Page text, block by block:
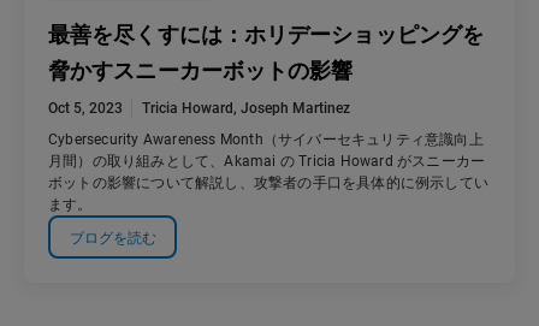
最善を尽くすには：ホリデーショッピングを
脅かすスニーカーボットの影響
Oct 5, 2023 Tricia Howard, Joseph Martinez
Cybersecurity Awareness Month（サイバーセキュリティ意識向上
月間）の取り組みとして、Akamai の Tricia Howard がスニーカー
ボットの影響について解説し、攻撃者の手口を具体的に例示してい
ます。
ブログを読む